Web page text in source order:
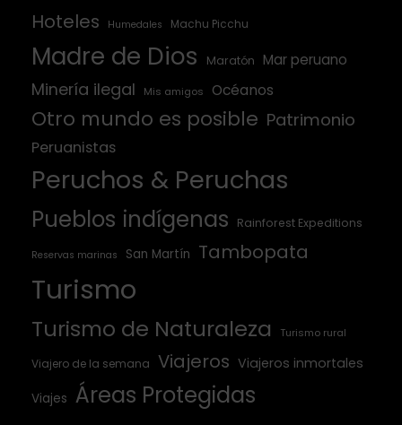
Hoteles Humedales Machu Picchu
Madre de Dios Maratón Mar peruano
Minería ilegal Mis amigos Océanos
Otro mundo es posible Patrimonio
Peruanistas
Peruchos & Peruchas
Pueblos indígenas Rainforest Expeditions
Reservas marinas San Martín Tambopata
Turismo
Turismo de Naturaleza Turismo rural
Viajero de la semana Viajeros Viajeros inmortales
Viajes Áreas Protegidas